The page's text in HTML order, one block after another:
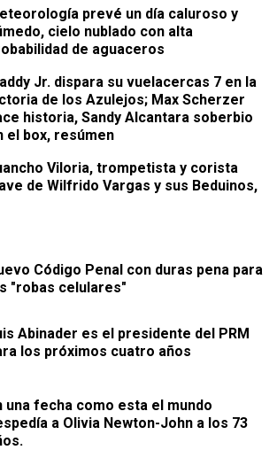
prevé un día caluroso y
cielo nublado con alta
de aguaceros
Jr. dispara su vuelacercas 7 en la
de los Azulejos; Max Scherzer
historia, Sandy Alcantara soberbio
el box, resúmen
Viloria, trompetista y corista
de Wilfrido Vargas y sus Beduinos,
Código Penal con duras pena para
"robas celulares"
Abinader es el presidente del PRM
los próximos cuatro años
una fecha como esta el mundo
a Olivia Newton-John a los 73